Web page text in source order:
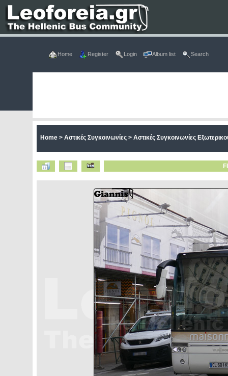
Home Register Login Album list Search
Home> Αστικές Συγκοινωνίες> Αστικές Συγκοινωνίες